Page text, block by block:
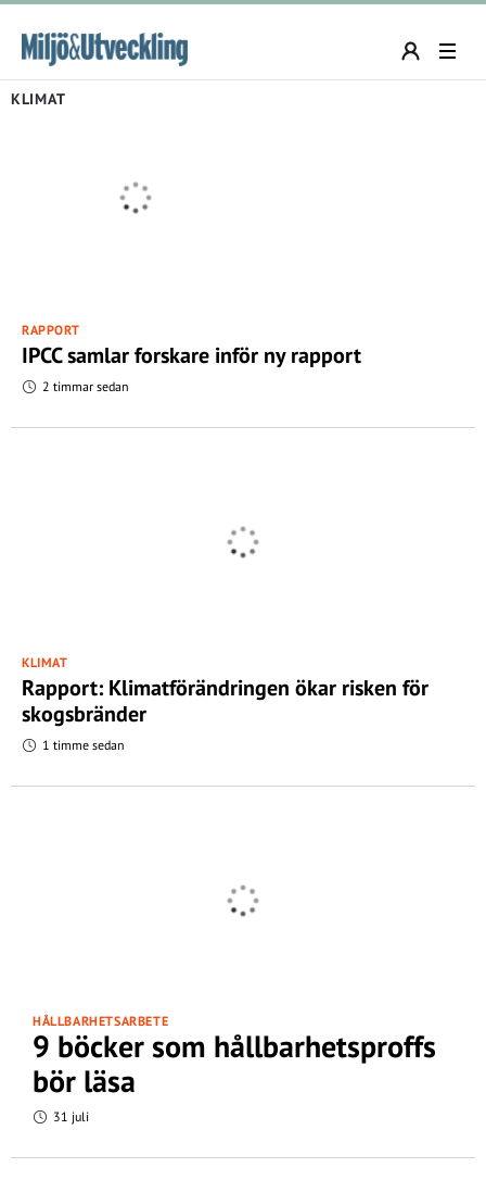
KLIMAT
RAPPORT
IPCC samlar forskare inför ny rapport
2 timmar sedan
KLIMAT
Rapport: Klimatförändringen ökar risken för
skogsbränder
1 timme sedan
HÅLLBARHETSARBETE
9 böcker som hållbarhetsproffs
bör läsa
31 juli